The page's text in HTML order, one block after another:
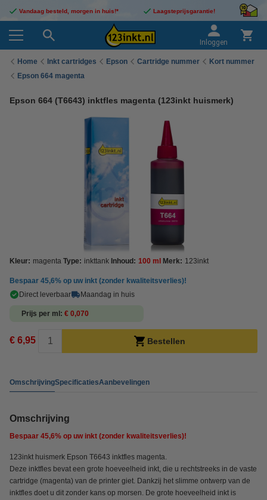
Vandaag besteld, morgen in huis!* Laagsteprijsgarantie!
Inloggen
Home Inkt cartridges Epson Cartridge nummer
Kort nummer
Epson 664 magenta
Epson 664 (T6643) inktfles magenta (123inkt huismerk)
Kleur: magenta Type: inkttank Inhoud: 100 ml Merk: 123inkt
Bespaar 45,6% op uw inkt (zonder kwaliteitsverlies)!
Direct leverbaar
Maandag in huis
Prijs per ml € 0,070
€ 6,95 Bestellen
OmschrijvingSpecificatiesAanbevelingen
Omschrijving
Bespaar 45,6% op uw inkt (zonder kwaliteitsverlies)!
123inkt huismerk Epson T6643 inktfles magenta.
Deze inktfles bevat een grote hoeveelheid inkt, die u rechtstreeks in de vaste
cartridge (magenta) van de printer giet. Dankzij het slimme ontwerp van de
inktfles doet u dit zonder kans op morsen. De grote hoeveelheid inkt is